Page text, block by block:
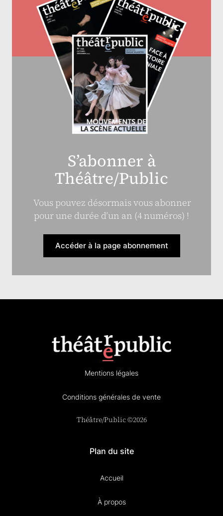
S’abonner à
Théâtre/Public
Vous pouvez désormais vous abonner
pour une durée d’un an (4 numéros) !
Accéder à la page abonnement
Mentions légales
Conditions générales de vente
Théâtre/Public ©2026
Plan du site
Accueil
À propos